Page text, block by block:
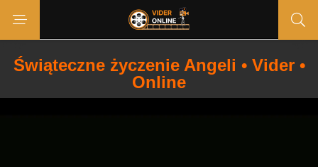
Świąteczne życzenie Angeli • Vider •
Online